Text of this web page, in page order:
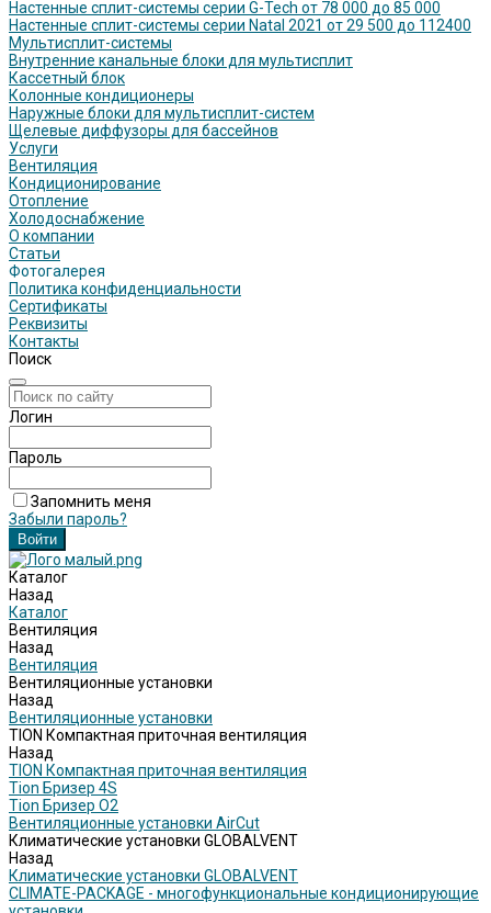
Настенные сплит-системы серии G-Tech от 78 000 до 85 000
Настенные сплит-системы серии Natal 2021 от 29 500 до 112400
Мультисплит-системы
Внутренние канальные блоки для мультисплит
Кассетный блок
Колонные кондиционеры
Наружные блоки для мультисплит-систем
Щелевые диффузоры для бассейнов
Услуги
Вентиляция
Кондиционирование
Отопление
Холодоснабжение
О компании
Статьи
Фотогалерея
Политика конфиденциальности
Сертификаты
Реквизиты
Контакты
Поиск
Логин
Пароль
Запомнить меня
Забыли пароль?
Каталог
Назад
Каталог
Вентиляция
Назад
Вентиляция
Вентиляционные установки
Назад
Вентиляционные установки
TION Компактная приточная вентиляция
Назад
TION Компактная приточная вентиляция
Tion Бризер 4S
Tion Бризер O2
Вентиляционные установки AirCut
Климатические установки GLOBALVENT
Назад
Климатические установки GLOBALVENT
CLIMATE-PACKAGE - многофункциональные кондиционирующие